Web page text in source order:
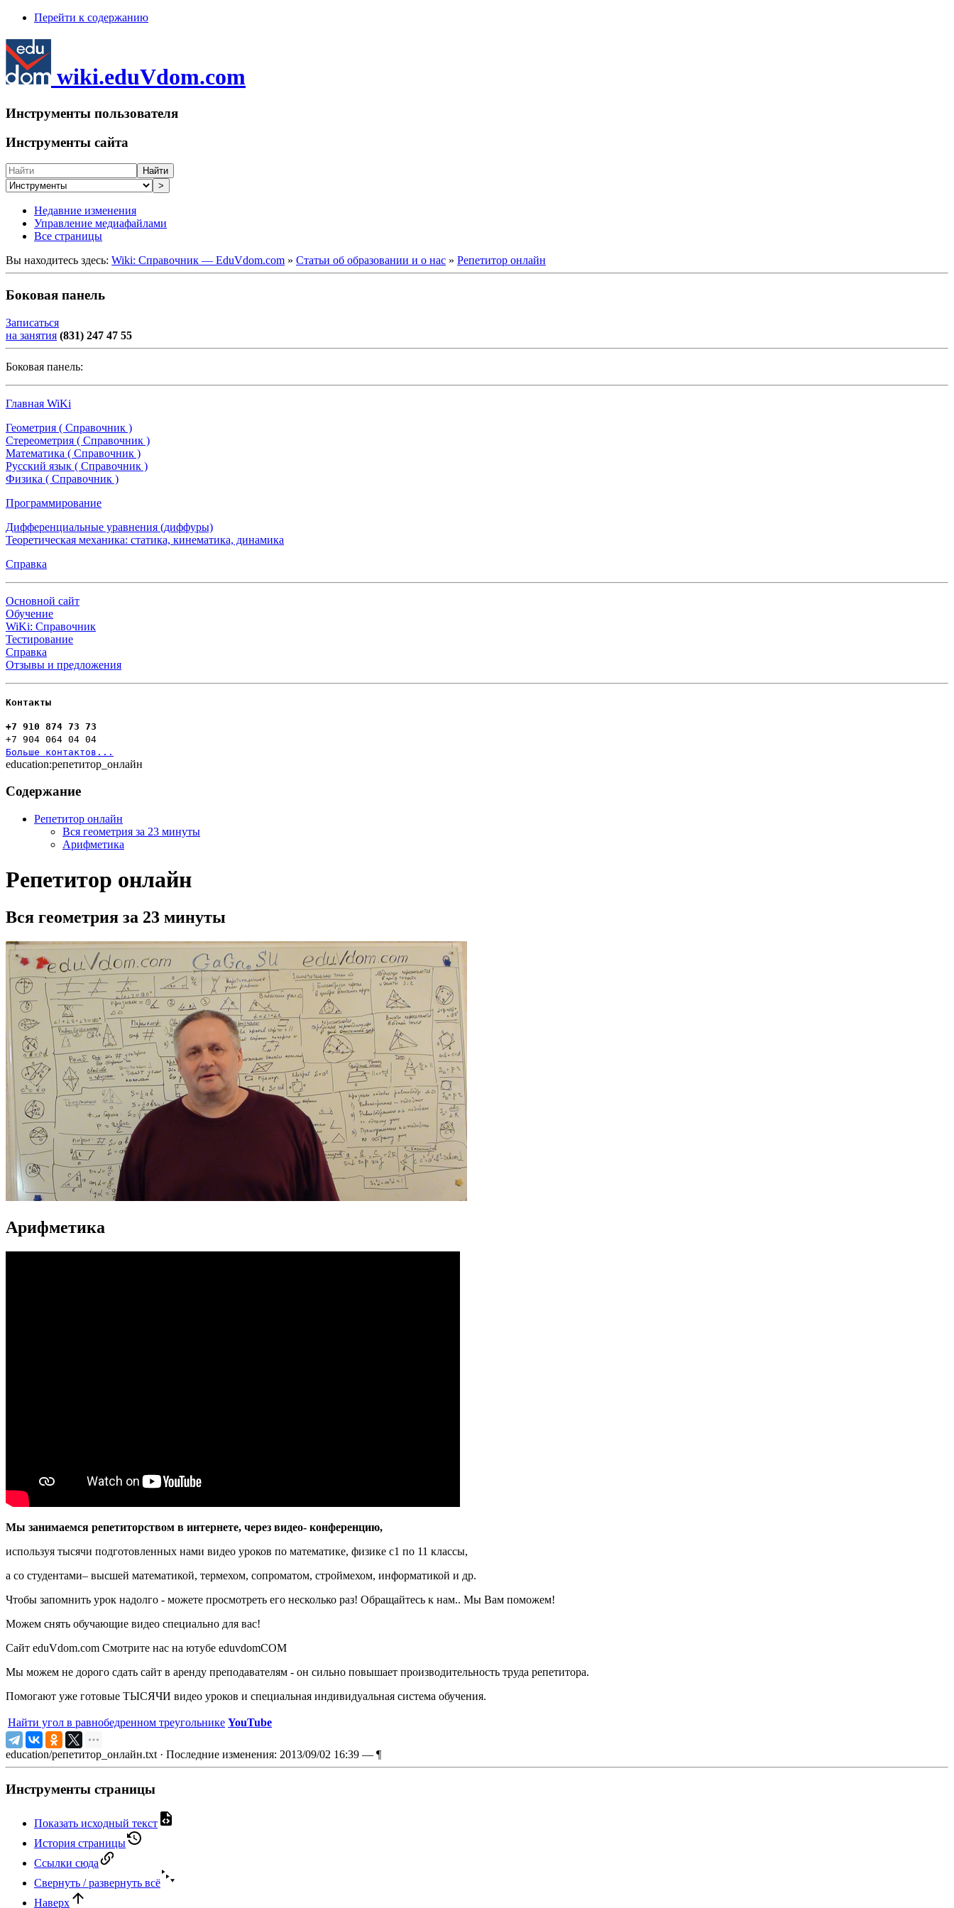
Перейти к содержанию
wiki.eduVdom.com
Инструменты пользователя
Инструменты сайта
Найти
>
Недавние изменения
Управление медиафайлами
Все страницы
Вы находитесь здесь: Wiki: Справочник — EduVdom.com » Статьи об образовании и о нас » Репетитор онлайн
Боковая панель
Записаться
на занятия (831) 247 47 55
Боковая панель:
Главная WiKi
Геометрия ( Справочник )
Стереометрия ( Справочник )
Математика ( Справочник )
Русский язык ( Справочник )
Физика ( Справочник )
Программирование
Дифференциальные уравнения (диффуры)
Теоретическая механика: статика, кинематика, динамика
Справка
Основной сайт
Обучение
WiKi: Справочник
Тестирование
Справка
Отзывы и предложения
Контакты
+7 910 874 73 73
+7 904 064 04 04
Больше контактов...
education:репетитор_онлайн
Содержание
Репетитор онлайн
Вся геометрия за 23 минуты
Арифметика
Репетитор онлайн
Вся геометрия за 23 минуты
Арифметика
Мы занимаемся репетиторством в интернете, через видео- конференцию,
используя тысячи подготовленных нами видео уроков по математике, физике с1 по 11 классы,
а со студентами– высшей математикой, термехом, сопроматом, строймехом, информатикой и др.
Чтобы запомнить урок надолго - можете просмотреть его несколько раз! Обращайтесь к нам.. Мы Вам поможем!
Можем снять обучающие видео специально для вас!
Сайт eduVdom.com Смотрите нас на ютубе eduvdomCOM
Мы можем не дорого сдать сайт в аренду преподавателям - он сильно повышает производительность труда репетитора.
Помогают уже готовые ТЫСЯЧИ видео уроков и специальная индивидуальная система обучения.
Найти угол в равнобедренном треугольнике YouTube
education/репетитор_онлайн.txt · Последние изменения: 2013/09/02 16:39 — ¶
Инструменты страницы
Показать исходный текст
История страницы
Ссылки сюда
Свернуть / развернуть всё
Наверх